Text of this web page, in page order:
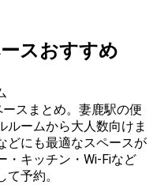
スおすすめ
スまとめ。妻鹿駅の便
ルームから大人数向けま
どにも最適なスペースが
・キッチン・Wi-Fiなど
予約。